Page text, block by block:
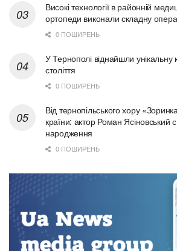
Високі технології в районній
ортопеди виконали складну
0 ПОШИРЕНЬ
У Тернополі віднайшли унікальну
століття
0 ПОШИРЕНЬ
Від тернопільського хору
країни: актор Роман Ясіновський
народження
0 ПОШИРЕНЬ